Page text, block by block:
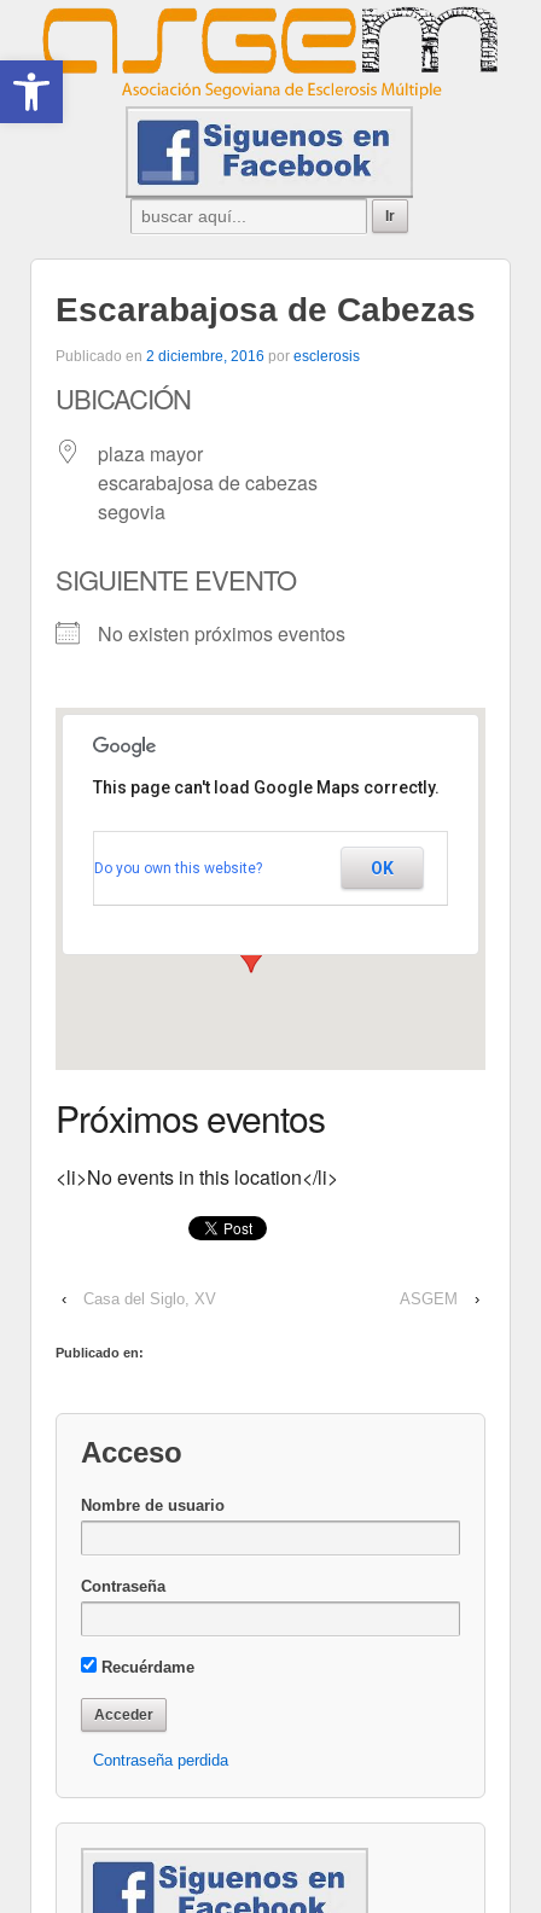
Abrir barra de herramientas
Escarabajosa de Cabezas
Publicado en 2 diciembre, 2016 por esclerosis
UBICACIÓN
plaza mayor
escarabajosa de cabezas
segovia
SIGUIENTE EVENTO
No existen próximos eventos
Cabezas
plaza mayor - escarabajosa de
cabezas
This page can't load Google Maps correctly.
Do you own this website? OK
Próximos eventos
<li>No events in this location</li>
‹ Casa del Siglo, XV ASGEM ›
Publicado en:
Acceso
Nombre de usuario
Contraseña
Recuérdame
Contraseña perdida